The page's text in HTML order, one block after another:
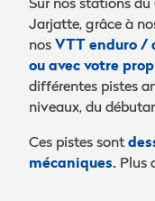
Jarjatte, grâce à
nosVTT enduro /
ou avec votre
différentes pistes
niveaux, du
Ces pistes sont
mécaniques. Plus